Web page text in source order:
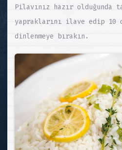
Pilavınız hazır olduğunda
yapraklarını ilave edip 10
dinlenmeye bırakın.